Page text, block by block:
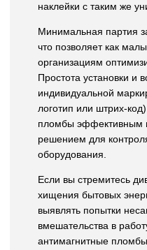
наклейки с таким же
Минимальная партия
что позволяет как
организациям
Простота установки и
индивидуальной
логотип или штрих-
пломбы эффективным
решением для
оборудования.
Если вы стремитесь
хищения бытовых
выявлять попытки
вмешательства в
антимагнитные